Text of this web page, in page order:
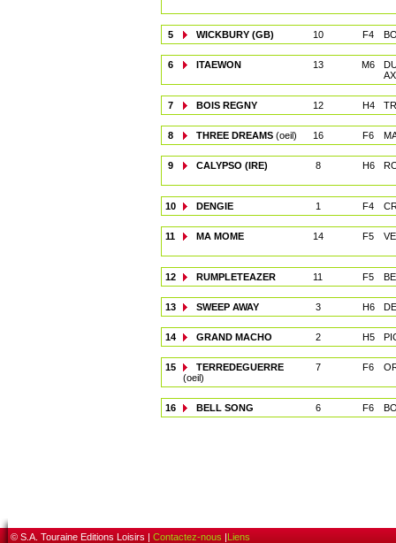
5 WICKBURY (GB) 10 F4
6 ITAEWON 13 M6
7 BOIS REGNY 12 H4
8 THREE DREAMS (oeil) 16 F6
9 CALYPSO (IRE) 8 H6
10 DENGIE 1 F4
11 MA MOME 14 F5
12 RUMPLETEAZER 11 F5
13 SWEEP AWAY 3 H6
14 GRAND MACHO 2 H5
15
TERREDEGUERRE
(oeil)
7 F6
16 BELL SONG 6 F6
© S.A. Touraine Editions Loisirs | Contactez-nous |Liens